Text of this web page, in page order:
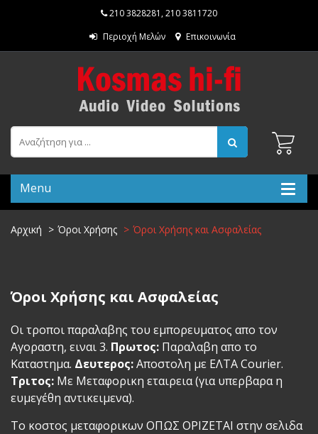
210 3828281 ,210 3811720
Περιοχή Μελών
Επικοινωνία
Menu
Αρχική Όροι Χρήσης Όροι Χρήσης και Ασφαλείας
Όροι Χρήσης και Ασφαλείας
Οι τροποι παραλαβης του εμπορευματος απο τον
Αγοραστη, ειναι 3. Πρωτος: Παραλαβη απο το
Καταστημα. Δευτερος:Αποστολη με ΕΛΤΑ Courier.
Τριτος: Με Μεταφορικη εταιρεια (για υπερβαρα η
ευμεγέθη αντικειμενα).
Το κοστος μεταφορικων ΟΠΩΣ ΟΡΙΖΕΤΑΙ στην σελιδα